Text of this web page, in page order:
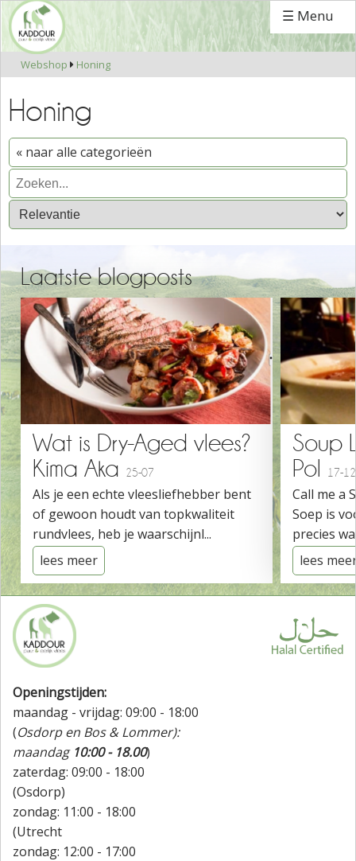
☰ Menu
Webshop  Honing
Honing
« naar alle categorieën
Laatste blogposts
Wat is Dry-Aged vlees?
Kima Aka
25-07
Als je een echte vleesliefhebber bent
of gewoon houdt van topkwaliteit
rundvlees, heb je waarschijnl...
lees meer
Soup
Pol
17-12
Call me a
Soep is
precies
lees
Openingstijden:
maandag - vrijdag: 09:00 - 18:00
(Osdorp en Bos & Lommer):
maandag 10:00 - 18.00)
zaterdag: 09:00 - 18:00
(Osdorp)
zondag: 11:00 - 18:00
(Utrecht
zondag: 12:00 - 17:00